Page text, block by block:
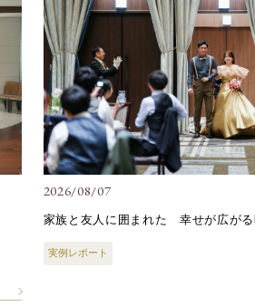
2026/08/07
家族と友人に囲まれた 幸せが広がる
実例レポート